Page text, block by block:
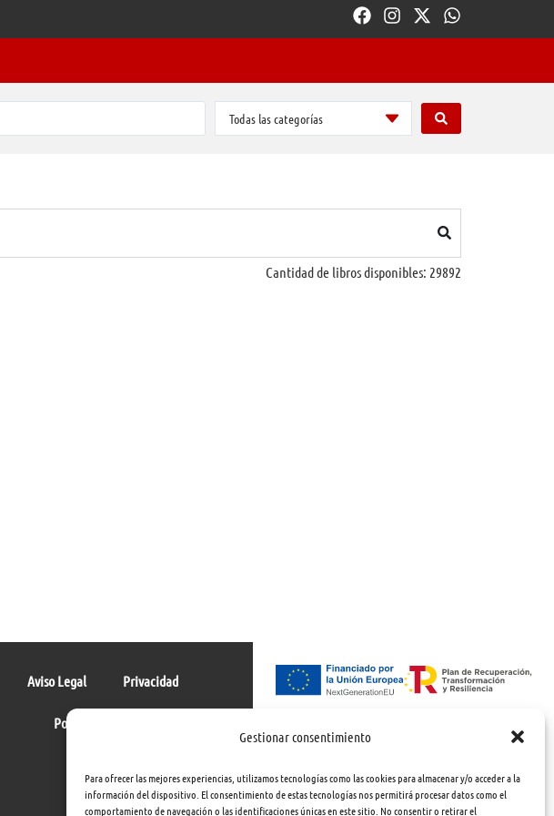
Gestionar consentimiento
Para ofrecer las mejores experiencias, utilizamos tecnologías como las cookies para almacenar y/o acceder a la
información del dispositivo. El consentimiento de estas tecnologías nos permitirá procesar datos como el
comportamiento de navegación o las identificaciones únicas en este sitio. No consentir o retirar el
Todas las categorías
Cantidad de libros disponibles: 29892
Aviso Legal Privacidad
Política de cookies